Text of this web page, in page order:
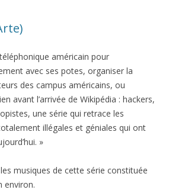
américain pour
avec ses potes, organiser la
des campus américains, ou
avant l’arrivée de Wikipédia : hackers,
une série qui retrace les
illégales et géniales qui ont
»
les musiques de cette série constituée
environ.